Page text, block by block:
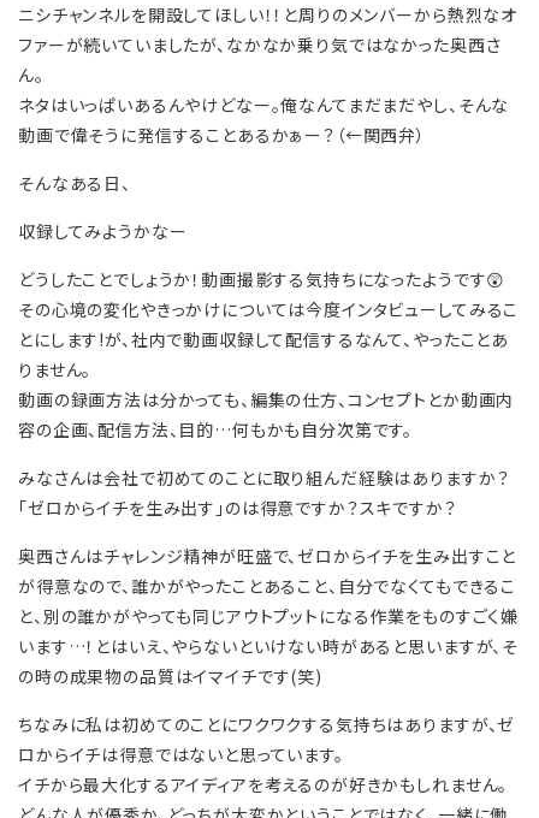
ニシチャンネルを開設してほしい！！と周りのメンバーから熱烈なオ
ファーが続いていましたが、なかなか乗り気ではなかった奥西さ
ん。
ネタはいっぱいあるんやけどなー。俺なんてまだまだやし、そんな
動画で偉そうに発信することあるかぁー？（←関西弁）
そんなある日、
収録してみようかなー
どうしたことでしょうか！動画撮影する気持ちになったようです😲
その心境の変化やきっかけについては今度インタビューしてみるこ
とにします!が、社内で動画収録して配信するなんて、やったことあ
りません。
動画の録画方法は分かっても、編集の仕方、コンセプトとか動画内
容の企画、配信方法、目的…何もかも自分次第です。
みなさんは会社で初めてのことに取り組んだ経験はありますか？
「ゼロからイチを生み出す」のは得意ですか？スキですか？
奥西さんはチャレンジ精神が旺盛で、ゼロからイチを生み出すこと
が得意なので、誰かがやったことあること、自分でなくてもできるこ
と、別の誰かがやっても同じアウトプットになる作業をものすごく嫌
います…！とはいえ、やらないといけない時があると思いますが、そ
の時の成果物の品質はイマイチです(笑)
ちなみに私は初めてのことにワクワクする気持ちはありますが、ゼ
ロからイチは得意ではないと思っています。
イチから最大化するアイディアを考えるのが好きかもしれません。